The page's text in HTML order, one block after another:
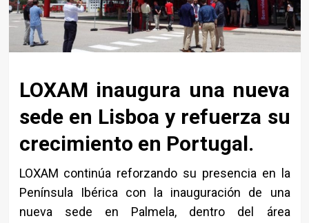
LOXAM inaugura una nueva
sede en Lisboa y refuerza su
crecimiento en Portugal.
LOXAM continúa reforzando su presencia en la
Península Ibérica con la inauguración de una
nueva sede en Palmela, dentro del área